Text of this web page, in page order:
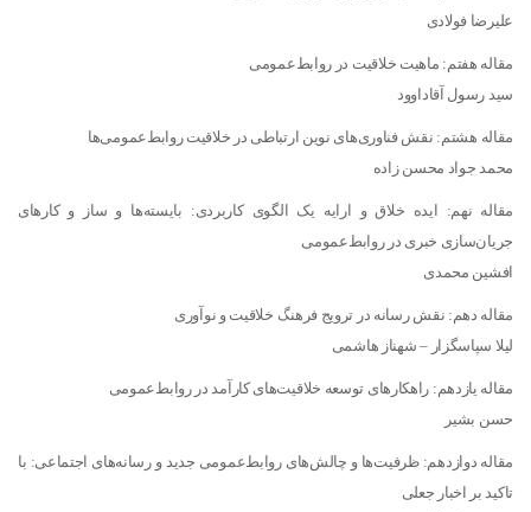
علیرضا فولادی
مقاله هفتم: ماهیت خلاقیت در روابط‌عمومی
سید رسول آقاداوود
مقاله هشتم: نقش فناوری‌های نوین ارتباطی در خلاقیت روابط‌عمومی‌ها
محمد جواد محسن زاده
مقاله نهم: ایده خلاق و ارایه یک الگوی کاربردی: بایسته‌ها و ساز و کارهای
جریان‌سازی خبری در روابط‌عمومی
افشین محمدی
مقاله دهم: نقش رسانه در ترویج فرهنگ خلاقیت و نوآوری
لیلا سپاسگزار – شهناز هاشمی
مقاله یازدهم: راهکارهای توسعه خلاقیت‌های کارآمد در روابط‌عمومی
حسن بشیر
مقاله دوازدهم: ظرفیت‌ها و چالش‌های روابط‌عمومی جدید و رسانه‌های اجتماعی: با
تاکید بر اخبار جعلی